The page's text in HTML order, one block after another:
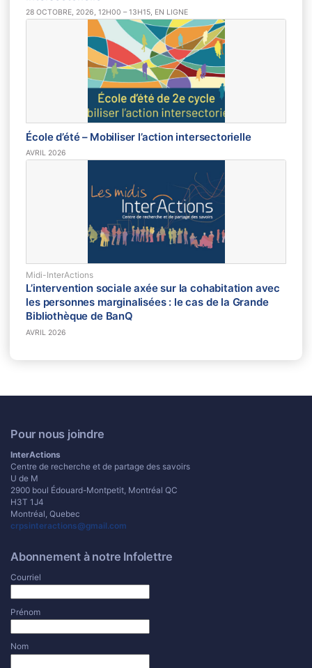
28 OCTOBRE, 2026, 12H00 – 13H15, EN LIGNE
École d’été – Mobiliser l’action intersectorielle
AVRIL 2026
Midi-InterActions
L’intervention sociale axée sur la cohabitation avec
les personnes marginalisées : le cas de la Grande
Bibliothèque de BanQ
AVRIL 2026
Pour nous joindre
InterActions
Centre de recherche et de partage des savoirs
U de M
2900 boul Édouard-Montpetit, Montréal QC
H3T 1J4
Montréal, Quebec
crpsinteractions@gmail.com
Abonnement à notre Infolettre
Courriel
Prénom
Nom